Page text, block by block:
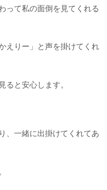
って私の面倒を見てくれる
えりー」と声を掛けてくれ
ると安心します。
、一緒に出掛けてくれてあ